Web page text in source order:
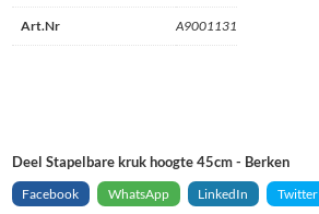
Art.Nr A9001131
Deel Stapelbare kruk hoogte 45cm - Berken
Facebook
WhatsApp LinkedIn Twitter